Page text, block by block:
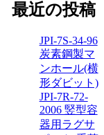
最近の投稿
JPI-7S-34-96
炭素鋼製マ
ンホール(横
形ダビット)
JPI-7R-72-
2006 竪型容
器用ラグサ